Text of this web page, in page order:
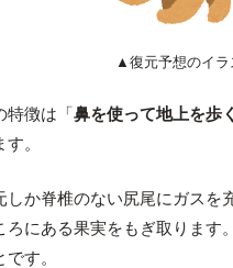
▲復元予想のイラ
特徴は「鼻を使って地上を歩
。
しか脊椎のない尻尾にガスを
ろにある果実をもぎ取ります
す。